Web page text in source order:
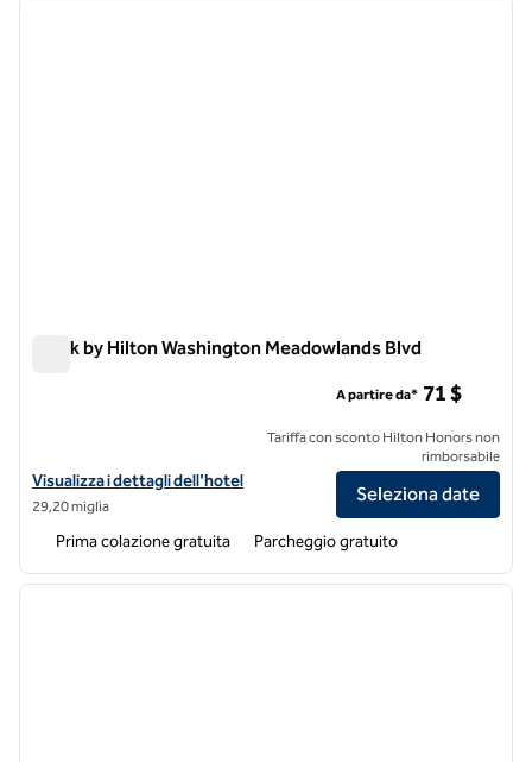
1 di 12
Spark by Hilton Washington Meadowlands Blvd
Visualizza i dettagli dell'hotel Spark by Hilton Washington
Visualizza i dettagli dell'hotel
29,20 miglia
A partire da* 71 $
Tariffa con sconto Hilton Honors non
rimborsabile
Seleziona date
Prima colazione gratuita Parcheggio gratuito
1 di 12